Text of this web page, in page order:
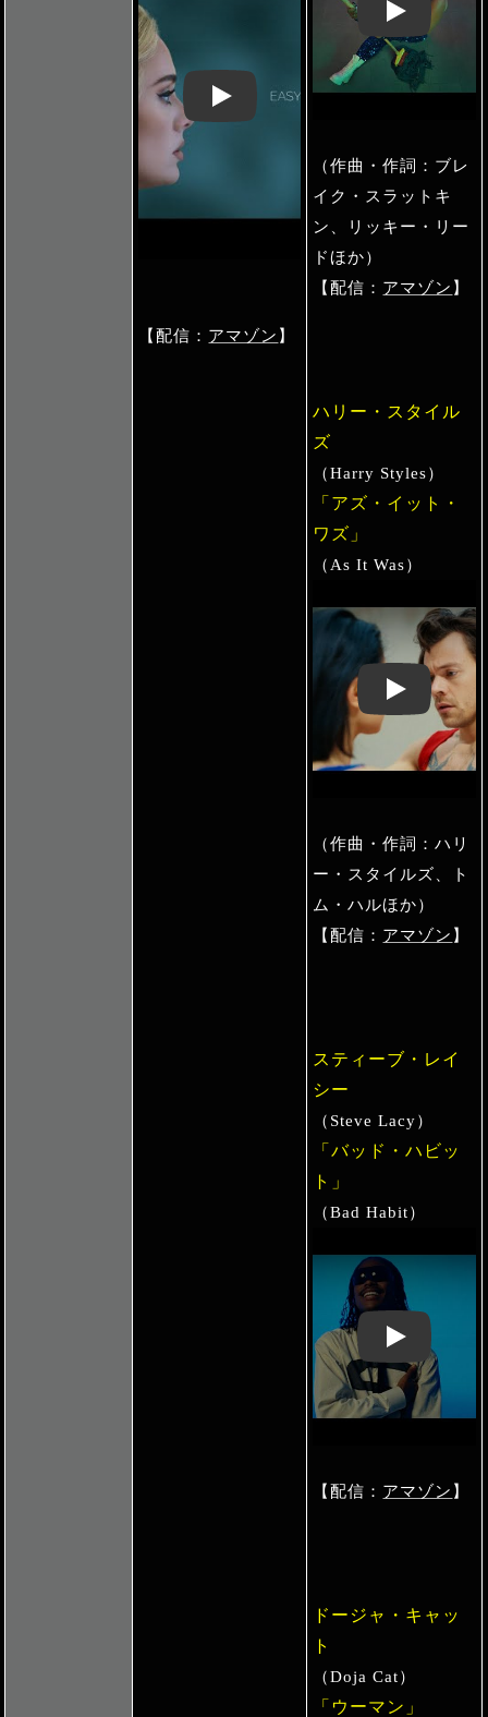
Play: Keynote (Google I/O '18)
【配信： アマゾン 】
Play: Keynote
（作曲・作詞：ブレ
イク・スラットキ
ン、リッキー・リー
ドほか）
【配信： アマゾン 】
ハリー・スタイル
ズ
（Harry Styles）
「アズ・イット・
ワズ」
（As It Was）
Play: Keynote
（作曲・作詞：ハリ
ー・スタイルズ、ト
ム・ハルほか）
【配信： アマゾン 】
スティーブ・レイ
シー
（Steve Lacy）
「バッド・ハビッ
ト」
（Bad Habit）
Play: Keynote
【配信： アマゾン 】
ドージャ・キャッ
ト
（Doja Cat）
「ウーマン」